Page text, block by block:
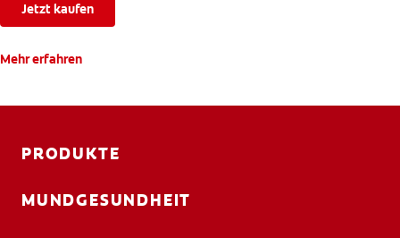
Jetzt kaufen
Mehr erfahren
PRODUKTE
MUNDGESUNDHEIT